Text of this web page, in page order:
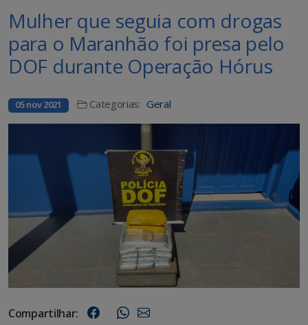
Mulher que seguia com drogas
para o Maranhão foi presa pelo
DOF durante Operação Hórus
05 nov 2021 Categorias: Geral
Compartilhar: